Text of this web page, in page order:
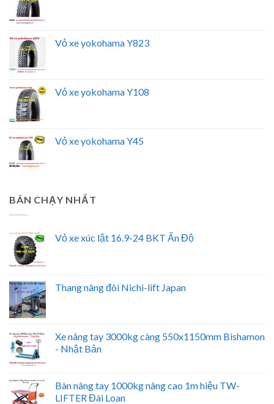
Vỏ xe yokohama Y823
Vỏ xe yokohama Y108
Vỏ xe yokohama Y45
BÁN CHẠY NHẤT
Vỏ xe xúc lật 16.9-24 BKT Ấn Độ
Thang nâng đôi Nichi-lift Japan
Xe nâng tay 3000kg càng 550x1150mm Bishamon
- Nhật Bản
Bàn nâng tay 1000kg nâng cao 1m hiệu TW-
LIFTER Đài Loan